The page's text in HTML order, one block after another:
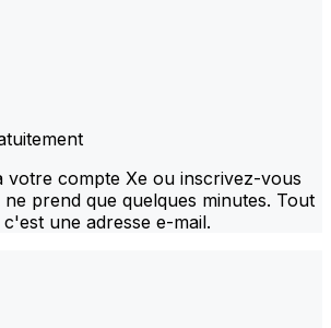
votre compte Xe ou inscrivez-vous
prend que quelques minutes. Tout
une adresse e-mail.